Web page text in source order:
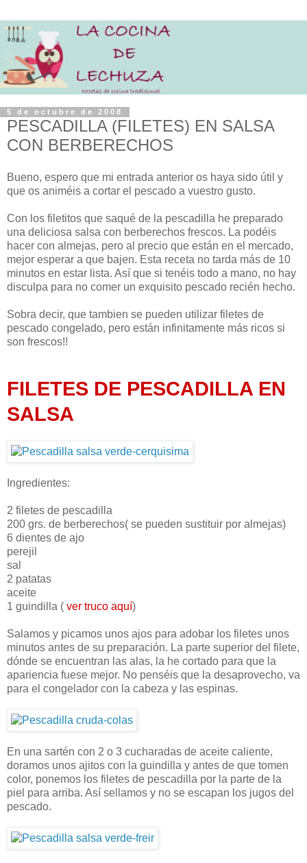
5 de octubre de 2008
PESCADILLA (FILETES) EN SALSA
CON BERBERECHOS
Bueno, espero que mi entrada anterior os haya sido útil y
que os animéis a cortar el pescado a vuestro gusto.
Con los filetitos que saqué de la pescadilla he preparado
una deliciosa salsa con berberechos frescos. La podéis
hacer con almejas, pero al precio que están en el mercado,
mejor esperar a que bajen. Esta receta no tarda más de 10
minutos en estar lista. Así que si tenéis todo a mano, no hay
disculpa para no comer un exquisito pescado recién hecho.
Sobra decir, que tambien se pueden utilizar filetes de
pescado congelado, pero están infinitamente más ricos si
son frescos!!
FILETES DE PESCADILLA EN
SALSA
Ingredientes:
2 filetes de pescadilla
200 grs. de berberechos( se pueden sustituir por almejas)
6 dientes de ajo
perejil
sal
2 patatas
aceite
1 guindilla ( ver truco aquí)
Salamos y picamos unos ajos para adobar los filetes unos
minutos antes de su preparación. La parte superior del filete,
dónde se encuentran las alas, la he cortado para que la
apariencia fuese mejor. No penséis que la desaprovecho, va
para el congelador con la cabeza y las espinas.
En una sartén con 2 o 3 cucharadas de aceite caliente,
doramos unos ajitos con la guindilla y antes de que tomen
color, ponemos los filetes de pescadilla por la parte de la
piel para arriba. Así sellamos y no se escapan los jugos del
pescado.